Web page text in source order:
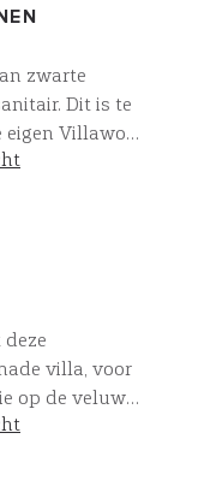
van 11.00
het
in
u aan op
en u ontvangt
zwarte
Dit is te
Villawork
villa, voor
op de veluwe.